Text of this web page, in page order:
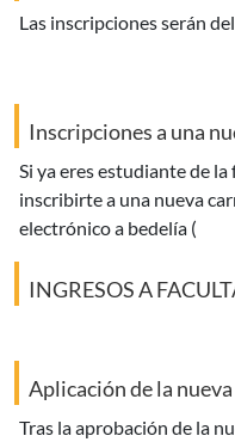
las inscripciones serán
Inscripciones a una
si ya eres estudiante de la facultad de ingeniería y quieres
inscribirte a una nueva
electrónico a bedelía (
INGRESOS A
Aplicación de la
tras la aprobación de la nueva escala de calificaciones